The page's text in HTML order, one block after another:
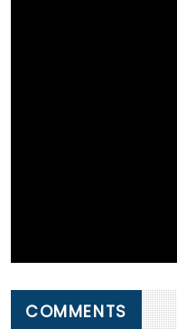
COMMENTS